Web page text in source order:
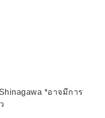
*อาจมีการ